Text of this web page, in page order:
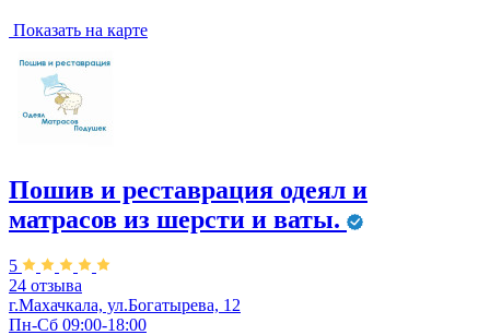
Показать на карте
Пошив и реставрация одеял и
матрасов из шерсти и ваты.
5
24 отзыва
г.Махачкала, ул.Богатырева, 12
Пн-Сб 09:00-18:00